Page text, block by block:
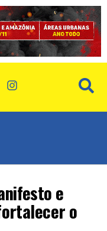
e
o